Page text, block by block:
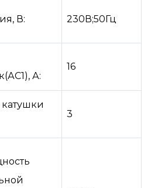
В: 230В;50Гц
А:
16
3